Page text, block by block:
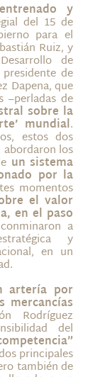
y
del 15 de
para el
Ruiz, y
de
de
Dapena, que
–perladas de
sobre la
mundial.
estos dos
los
un sistema
por la
momentos
el valor
en el paso
a
y
en un
artería por
mercancías
Rodríguez
del
principales
también de